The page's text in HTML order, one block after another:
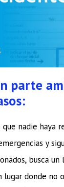
parte
nadie haya
y
busca
lugar donde no